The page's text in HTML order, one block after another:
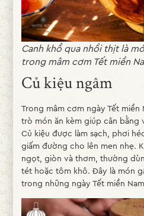
Canh khổ qua nhồi thịt là
trong mâm cơm Tết miền
Củ kiệu ngâm
Trong mâm cơm ngày Tết miền
trò món ăn kèm giúp cân bằng
Củ kiệu được làm sạch, phơi
giấm đường cho lên men nhẹ.
ngọt, giòn và thơm, thường
tét hoặc tôm khô. Đây là món
trong những ngày Tết miền Nam